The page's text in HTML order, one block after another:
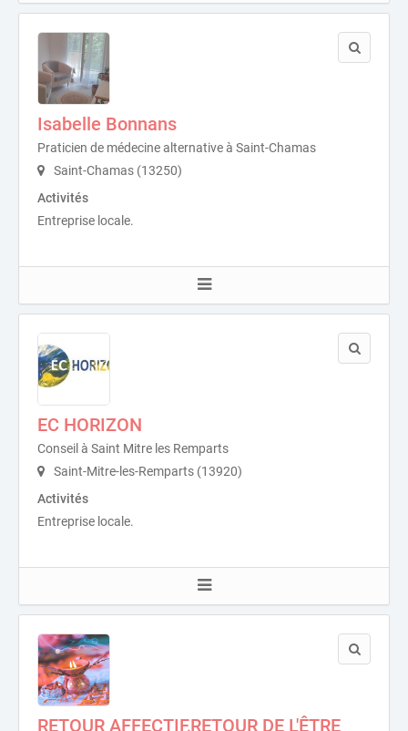
Isabelle Bonnans
Praticien de médecine alternative à Saint-Chamas
Saint-Chamas (13250)
Activités
Entreprise locale.
EC HORIZON
Conseil à Saint Mitre les Remparts
Saint-Mitre-les-Remparts (13920)
Activités
Entreprise locale.
RETOUR AFFECTIF,RETOUR DE L'ÊTRE